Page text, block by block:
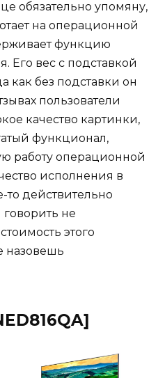
обязательно упомяну,
на операционной
функцию
Его вес с подставкой
как без подставки он
пользователи
качество картинки,
функционал,
работу операционной
исполнения в
то действительно
не
этого
назовешь